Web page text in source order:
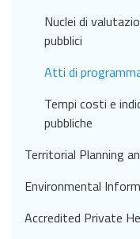
Nuclei di
pubblici
Atti di
Tempi costi e
pubbliche
Territorial Planning
Environmental
Accredited Private